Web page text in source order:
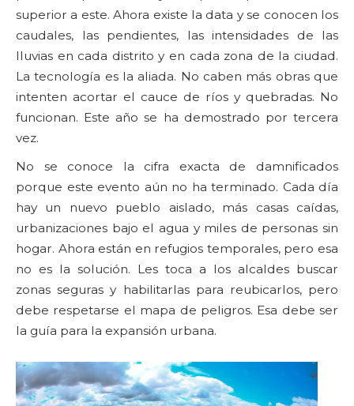
superior a este. Ahora existe la data y se conocen los
caudales, las pendientes, las intensidades de las
lluvias en cada distrito y en cada zona de la ciudad.
La tecnología es la aliada. No caben más obras que
intenten acortar el cauce de ríos y quebradas. No
funcionan. Este año se ha demostrado por tercera
vez.
No se conoce la cifra exacta de damnificados
porque este evento aún no ha terminado. Cada día
hay un nuevo pueblo aislado, más casas caídas,
urbanizaciones bajo el agua y miles de personas sin
hogar. Ahora están en refugios temporales, pero esa
no es la solución. Les toca a los alcaldes buscar
zonas seguras y habilitarlas para reubicarlos, pero
debe respetarse el mapa de peligros. Esa debe ser
la guía para la expansión urbana.